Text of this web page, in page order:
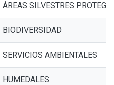
ÁREAS SILVESTRES
BIODIVERSIDAD
SERVICIOS AMBIENTALES
HUMEDALES